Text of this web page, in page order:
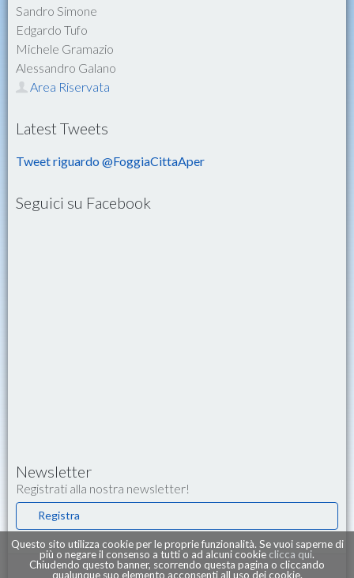
Questo sito utilizza cookie per le proprie funzionalità. Se vuoi saperne di
più o negare il consenso a tutti o ad alcuni cookie clicca qui.
Chiudendo questo banner, scorrendo questa pagina o cliccando
qualunque suo elemento acconsenti all uso dei cookie.
Sandro Simone
Edgardo Tufo
Michele Gramazio
Alessandro Galano
Area Riservata
Latest Tweets
Tweet riguardo @FoggiaCittaAper
Seguici su Facebook
Newsletter
Registrati alla nostra newsletter!
Registra